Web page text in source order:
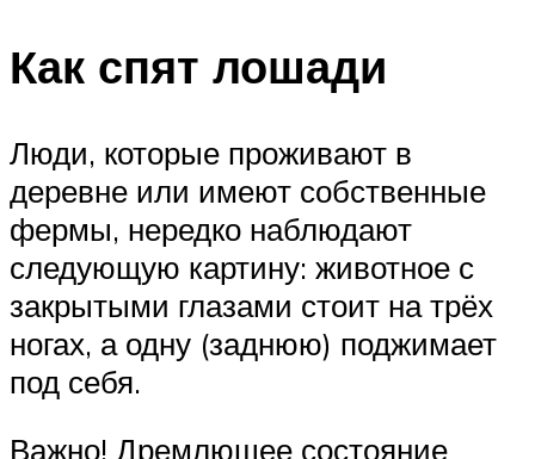
Как спят лошади
Люди, которые проживают в
деревне или имеют собственные
фермы, нередко наблюдают
следующую картину: животное с
закрытыми глазами стоит на трёх
ногах, а одну (заднюю) поджимает
под себя.
Важно! Дремлющее состояние